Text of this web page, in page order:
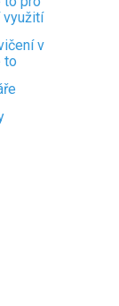
využití
v
to